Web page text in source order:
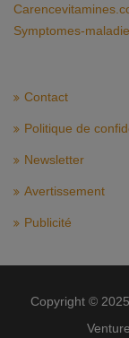
Symptomes-
Contact
Politique de
Newsletter
Avertissement
Publicité
Copyright ©